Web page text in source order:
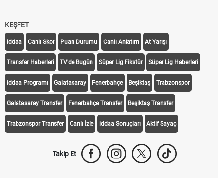
KEŞFET
iddaa Canlı Skor Puan Durumu Canlı Anlatım At Yarışı
Transfer Haberleri TV'de Bugün Süper Lig Fikstür Süper Lig Haberleri
iddaa Programı Galatasaray Fenerbahçe Beşiktaş Trabzonspor
Galatasaray Transfer Fenerbahçe Transfer Beşiktaş Transfer
Trabzonspor Transfer Canlı İzle iddaa Sonuçları Aktif Sayaç
Takip Et